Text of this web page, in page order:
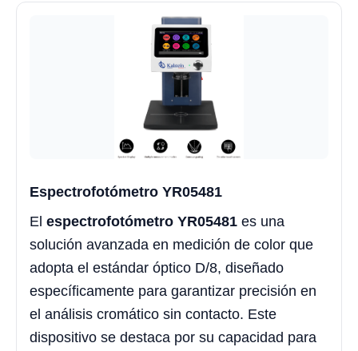
Espectrofotómetro YR05481
El espectrofotómetro YR05481 es una
solución avanzada en medición de color que
adopta el estándar óptico D/8, diseñado
específicamente para garantizar precisión en
el análisis cromático sin contacto. Este
dispositivo se destaca por su capacidad para